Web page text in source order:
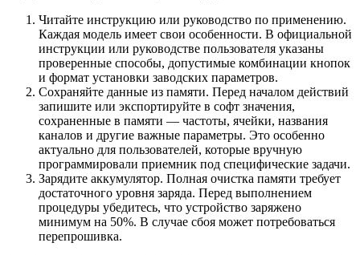
Читайте инструкцию или руководство по применению.
Каждая модель имеет свои особенности. В официальной
инструкции или руководстве пользователя указаны
проверенные способы, допустимые комбинации кнопок
и формат установки заводских параметров.
Сохраняйте данные из памяти. Перед началом действий
запишите или экспортируйте в софт значения,
сохраненные в памяти — частоты, ячейки, названия
каналов и другие важные параметры. Это особенно
актуально для пользователей, которые вручную
программировали приемник под специфические задачи.
Зарядите аккумулятор. Полная очистка памяти требует
достаточного уровня заряда. Перед выполнением
процедуры убедитесь, что устройство заряжено
минимум на 50%. В случае сбоя может потребоваться
перепрошивка.